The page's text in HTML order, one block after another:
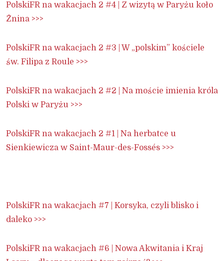
PolskiFR na wakacjach 2 #4 | Z wizytą w Paryżu koło
Żnina >>>
PolskiFR na wakacjach 2 #3 | W „polskim” kościele
św. Filipa z Roule >>>
PolskiFR na wakacjach 2 #2 | Na moście imienia króla
Polski w Paryżu >>>
PolskiFR na wakacjach 2 #1 | Na herbatce u
Sienkiewicza w Saint-Maur-des-Fossés >>>
PolskiFR na wakacjach #7 | Korsyka, czyli blisko i
daleko >>>
PolskiFR na wakacjach #6 | Nowa Akwitania i Kraj